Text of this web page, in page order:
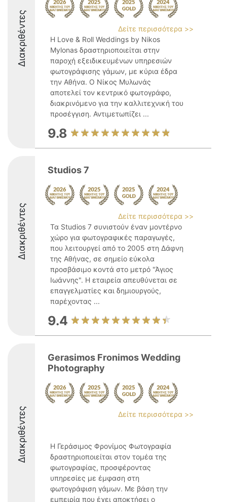
Διακριθέντες
Δείτε περισσότερα >>
Η Love & Roll Weddings by Nikos
Mylonas δραστηριοποιείται στην
παροχή εξειδικευμένων υπηρεσιών
φωτογράφισης γάμων, με κύρια έδρα
την Αθήνα. Ο Νίκος Μυλωνάς
αποτελεί τον κεντρικό φωτογράφο,
διακρινόμενο για την καλλιτεχνική του
προσέγγιση. Αντιμετωπίζει ...
9.8
Διακριθέντες
Studios 7
Δείτε περισσότερα >>
Τα Studios 7 συνιστούν έναν μοντέρνο
χώρο για φωτογραφικές παραγωγές,
που λειτουργεί από το 2005 στη Δάφνη
της Αθήνας, σε σημείο εύκολα
προσβάσιμο κοντά στο μετρό "Άγιος
Ιωάννης". Η εταιρεία απευθύνεται σε
επαγγελματίες και δημιουργούς,
παρέχοντας ...
9.4
Διακριθέντες
Gerasimos Fronimos Wedding
Photography
Δείτε περισσότερα >>
Η Γεράσιμος Φρονίμος Φωτογραφία
δραστηριοποιείται στον τομέα της
φωτογραφίας, προσφέροντας
υπηρεσίες με έμφαση στη
φωτογράφιση γάμων. Με βάση την
εμπειρία που έχει αποκτήσει ο